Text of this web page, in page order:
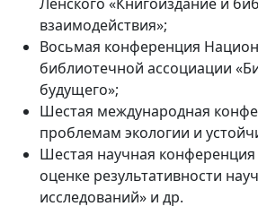
взаимодействия»;
Восьмая конференция
библиотечной ассоциации
будущего»;
Шестая международная
проблемам экологии и
Шестая научная
оценке результативности
исследований» и др.